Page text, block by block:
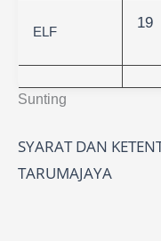
Sunting
ELF
19
SYARAT DAN
TARUMAJAYA